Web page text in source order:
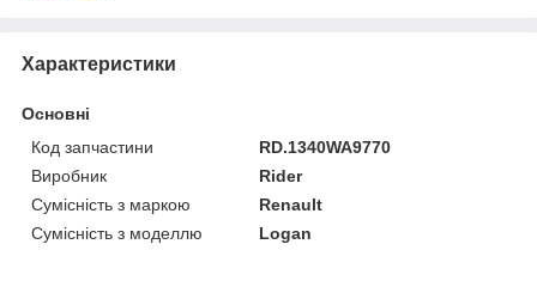
Характеристики
Основні
Код запчастини
RD.1340WA9770
Виробник
Rider
Сумісність з маркою
Renault
Сумісність з моделлю
Logan